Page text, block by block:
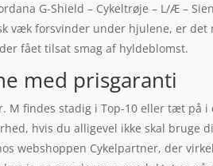
G-Shield – Cykeltrøje – L/Æ –
væk forsvinder under hjulene, er
fået tilsat smag af hyldeblomst.
med prisgaranti
M findes stadig i Top-10 eller tæt
hvis du alligevel ikke skal
webshoppen Cykelpartner, der